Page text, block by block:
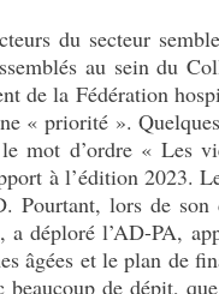
du secteur
au sein du
de la Fédération
« priorité ».
mot d’ordre « Les
à l’édition 2023.
Pourtant, lors de
a déploré l’AD-PA,
âgées et le plan de
beaucoup de dépit,